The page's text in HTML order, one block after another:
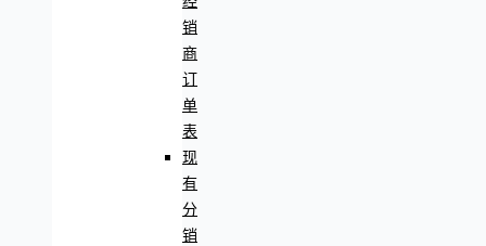
销
商
订
单
表
现
有
分
销